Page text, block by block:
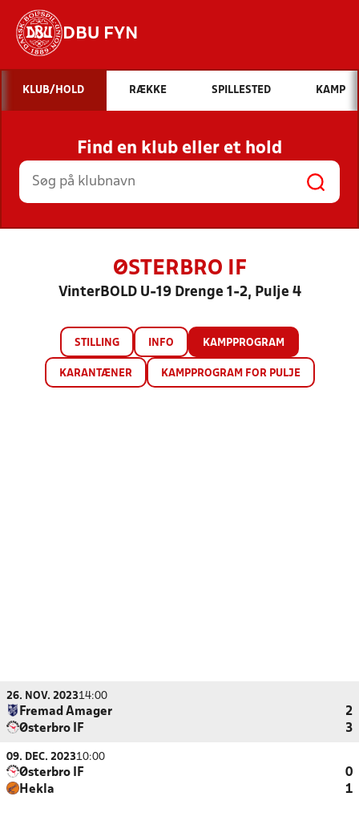
DBU FYN
Hvad vil du søge efter?
INDHOLD OG NYHEDER
STILLINGER, RESULTATER, KLUBBER OG
HOLD
KLUB/HOLD RÆKKE SPILLESTED KAMP
Find en klub eller et hold
ØSTERBRO IF
VinterBOLD U-19 Drenge 1-2, Pulje 4
STILLING INFO KAMPPROGRAM
KARANTÆNER KAMPPROGRAM FOR PULJE
26. NOV. 202314:00
Fremad Amager
2
Østerbro IF
3
09. DEC. 202310:00
Østerbro IF
0
Hekla
1